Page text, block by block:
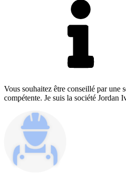
Vous souhaitez être conseillé par une
compétente. Je suis la société Jordan